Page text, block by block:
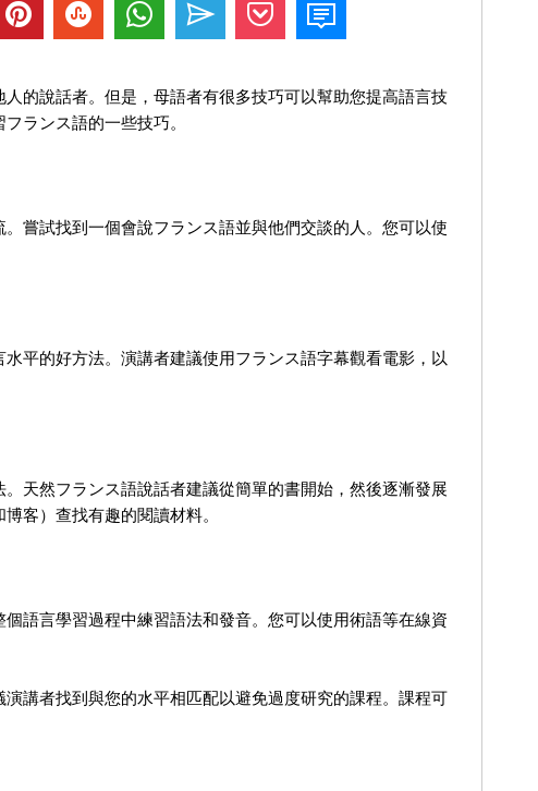
的說話者。但是，母語者有很多技巧可以幫助您提高語言技
ランス語的一些技巧。
嘗試找到一個會說フランス語並與他們交談的人。您可以使
平的好方法。演講者建議使用フランス語字幕觀看電影，以
天然フランス語說話者建議從簡單的書開始，然後逐漸發展
客）查找有趣的閱讀材料。
語言學習過程中練習語法和發音。您可以使用術語等在線資
講者找到與您的水平相匹配以避免過度研究的課程。課程可